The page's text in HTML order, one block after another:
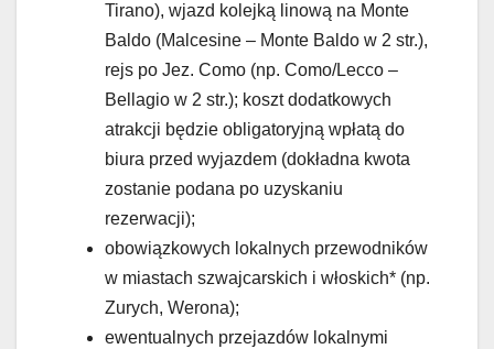
Tirano), wjazd kolejką linową na Monte
Baldo (Malcesine – Monte Baldo w 2 str.),
rejs po Jez. Como (np. Como/Lecco –
Bellagio w 2 str.); koszt dodatkowych
atrakcji będzie obligatoryjną wpłatą do
biura przed wyjazdem (dokładna kwota
zostanie podana po uzyskaniu
rezerwacji);
obowiązkowych lokalnych przewodników
w miastach szwajcarskich i włoskich* (np.
Zurych, Werona);
ewentualnych przejazdów lokalnymi